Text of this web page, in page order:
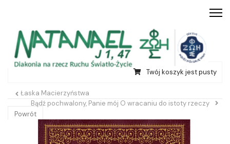
Twój koszyk jest pusty
Łaska Macierzyństwa
Bądź pochwalony, Panie mój O wracaniu do istoty rzeczy
Powrót